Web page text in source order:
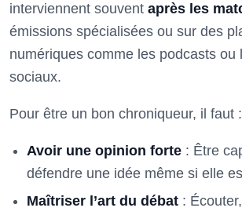
interviennent souvent après les
émissions spécialisées ou sur des
numériques comme les podcasts ou
sociaux.
Pour être un bon chroniqueur, il faut :
Avoir une opinion forte : Être
défendre une idée même si elle
Maîtriser l’art du débat :